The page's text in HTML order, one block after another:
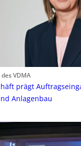
VDMA
prägt
Anlagenbau